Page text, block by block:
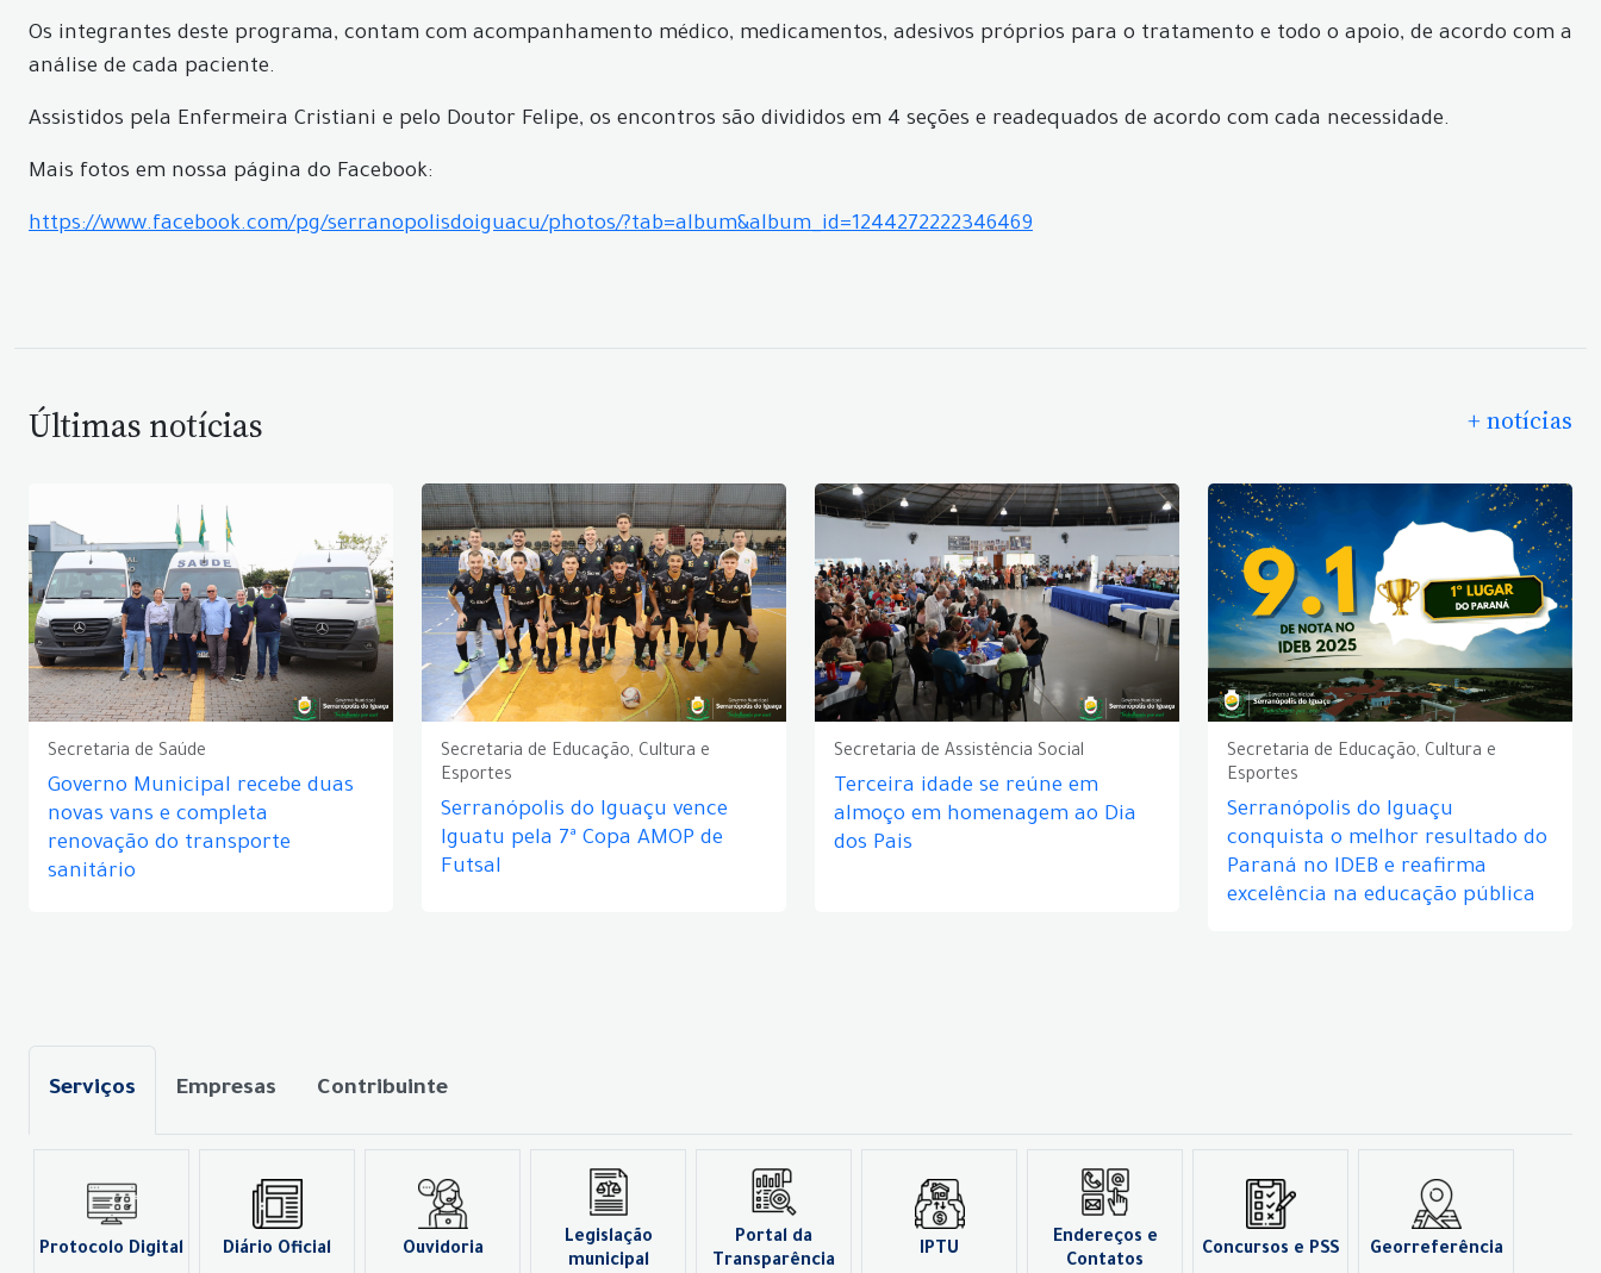
Os integrantes deste programa, contam com acompanhamento médico, medicamentos, adesivos próprios para o tratamento e todo o apoio, de acordo com a
análise de cada paciente.
Assistidos pela Enfermeira Cristiani e pelo Doutor Felipe, os encontros são divididos em 4 seções e readequados de acordo com cada necessidade.
Mais fotos em nossa página do Facebook:
https://www.facebook.com/pg/serranopolisdoiguacu/photos/?tab=album&album_id=1244272222346469
Últimas notícias + notícias
Secretaria de Saúde
Governo Municipal recebe duas
novas vans e completa
renovação do transporte
sanitário
Secretaria de Educação, Cultura e
Esportes
Serranópolis do Iguaçu vence
Iguatu pela 7ª Copa AMOP de
Futsal
Secretaria de Assistência Social
Terceira idade se reúne em
almoço em homenagem ao Dia
dos Pais
Secretaria de Educação, Cultura e
Esportes
Serranópolis do Iguaçu
conquista o melhor resultado do
Paraná no IDEB e reafirma
excelência na educação pública
Serviços Empresas Contribuinte
Protocolo Digital Diário Oficial Ouvidoria
Legislação
municipal
Portal da
Transparência
IPTU
Endereços e
Contatos
Concursos e PSS Georreferência